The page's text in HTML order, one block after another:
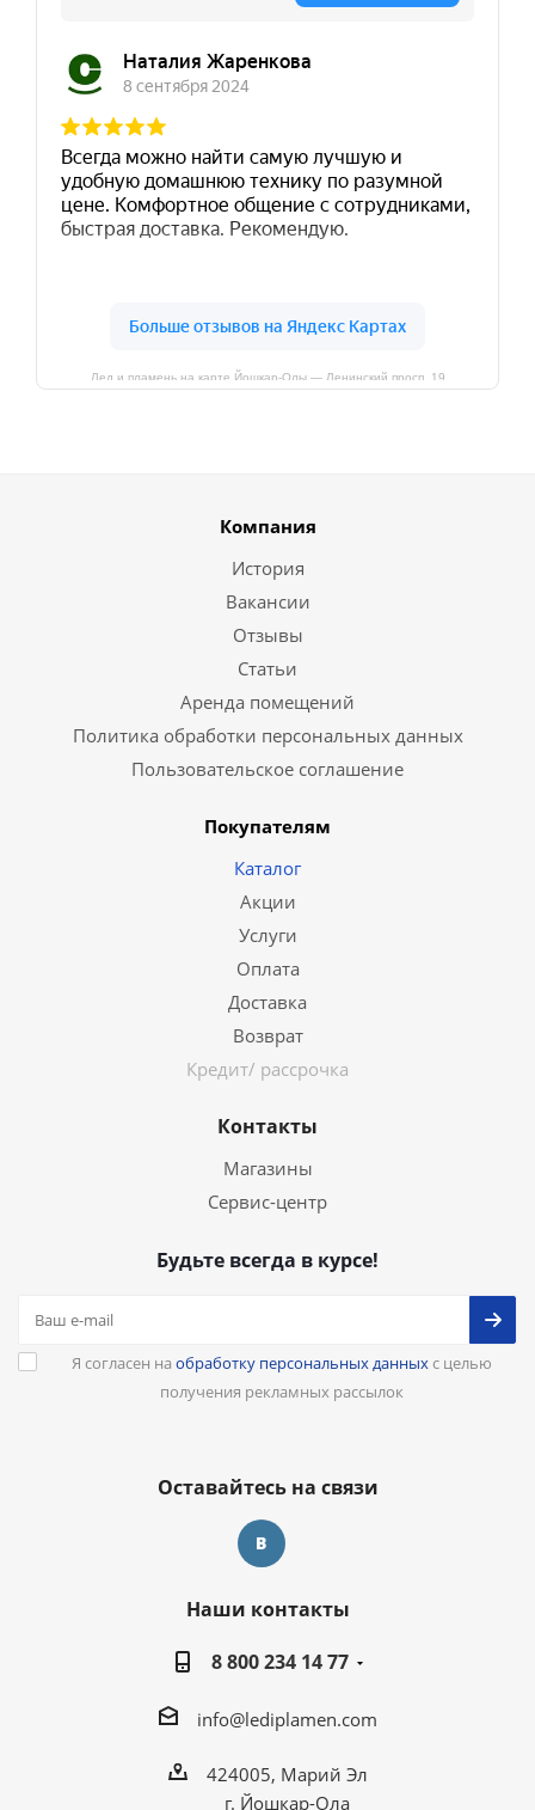
Лед и пламень на карте Йошкар‑Олы — Ленинский просп.,19
Компания
История
Вакансии
Отзывы
Статьи
Аренда помещений
Политика обработки персональных данных
Пользовательское соглашение
Покупателям
Каталог
Акции
Услуги
Оплата
Доставка
Возврат
Кредит/ рассрочка
Контакты
Магазины
Сервис-центр
Будьте всегда в курсе!
Я согласен на обработку персональных данныхс целью
получения рекламных рассылок
Оставайтесь на связи
Наши контакты
8 800 234 14 77
info@lediplamen.com
424005, Марий Эл
г. Йошкар-Ола